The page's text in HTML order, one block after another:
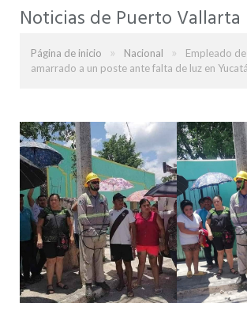
Noticias de Puerto Vallarta
Página de inicio » Nacional »
Empleado de
amarrado a un poste ante falta de luz en